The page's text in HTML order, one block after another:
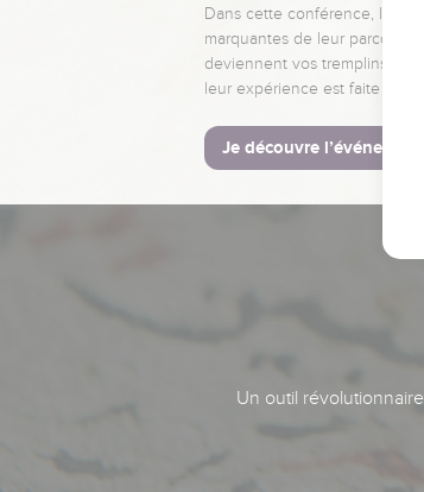
Dans cette conférence,
marquantes de leur parcours
deviennent vos tremplins.
leur expérience est faite pour
Je découvre l’événement
Un outil